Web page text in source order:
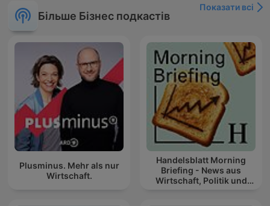
Більше Бізнес подкастів
Показати всі
Plusminus. Mehr als nur
Wirtschaft.
Handelsblatt Morning
Briefing - News aus
Wirtschaft, Politik und